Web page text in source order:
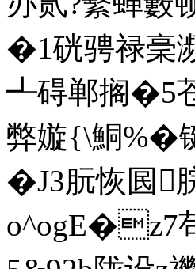
�1硄骋禄
┹碍郸搁�
弊嫙{\鮦%�
�J3朊恢囻
o^ogE�z7